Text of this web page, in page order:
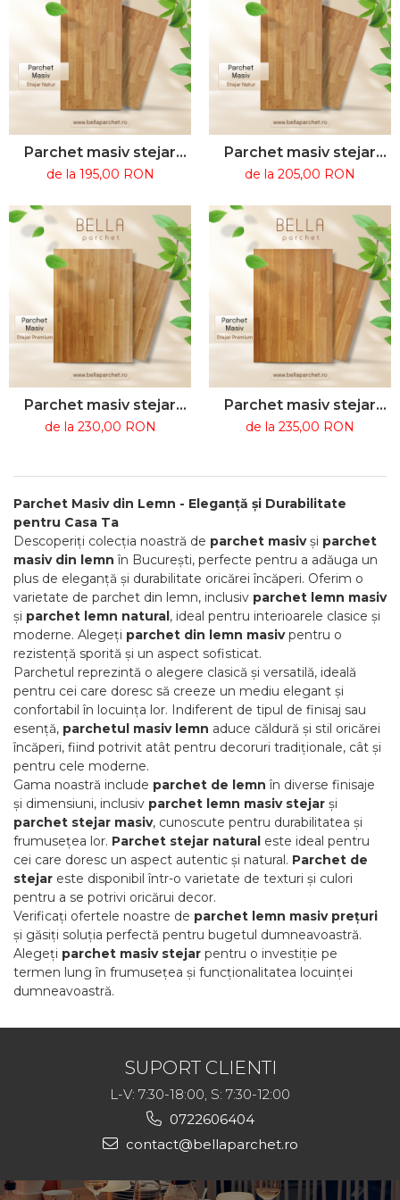
Parchet masiv stejar
natur grosime 20
de la 195,00 RON
Parchet masiv stejar
natur grosime 22
de la 205,00 RON
Parchet masiv stejar
premium grosime 22
de la 230,00 RON
Parchet masiv stejar
premium grosime 20
de la 235,00 RON
Parchet Masiv din Lemn - Eleganță și Durabilitate
pentru Casa Ta
Descoperiți colecția noastră de parchet masivși parchet
masiv din lemn în București, perfecte pentru a adăuga un
plus de eleganță și durabilitate oricărei încăperi. Oferim o
varietate de parchet din lemn, inclusiv parchet lemn masiv
și parchet lemn natural, ideal pentru interioarele clasice și
moderne. Alegeți parchet din lemn masivpentru o
rezistență sporită și un aspect sofisticat.
Parchetul reprezintă o alegere clasică și versatilă, ideală
pentru cei care doresc să creeze un mediu elegant și
confortabil în locuința lor. Indiferent de tipul de finisaj sau
esență, parchetul masiv lemn aduce căldură și stil oricărei
încăperi, fiind potrivit atât pentru decoruri tradiționale, cât și
pentru cele moderne.
Gama noastră include parchet de lemn în diverse finisaje
și dimensiuni, inclusiv parchet lemn masiv stejar și
parchet stejar masiv, cunoscute pentru durabilitatea și
frumusețea lor. Parchet stejar natural este ideal pentru
cei care doresc un aspect autentic și natural. Parchet de
stejar este disponibil într-o varietate de texturi și culori
pentru a se potrivi oricărui decor.
Verificați ofertele noastre de parchet lemn masiv prețuri
și găsiți soluția perfectă pentru bugetul dumneavoastră.
Alegeți parchet masiv stejar pentru o investiție pe
termen lung în frumusețea și funcționalitatea locuinței
dumneavoastră.
SUPORT CLIENTI
L-V: 7:30-18:00, S: 7:30-12:00
0722606404
contact@bellaparchet.ro